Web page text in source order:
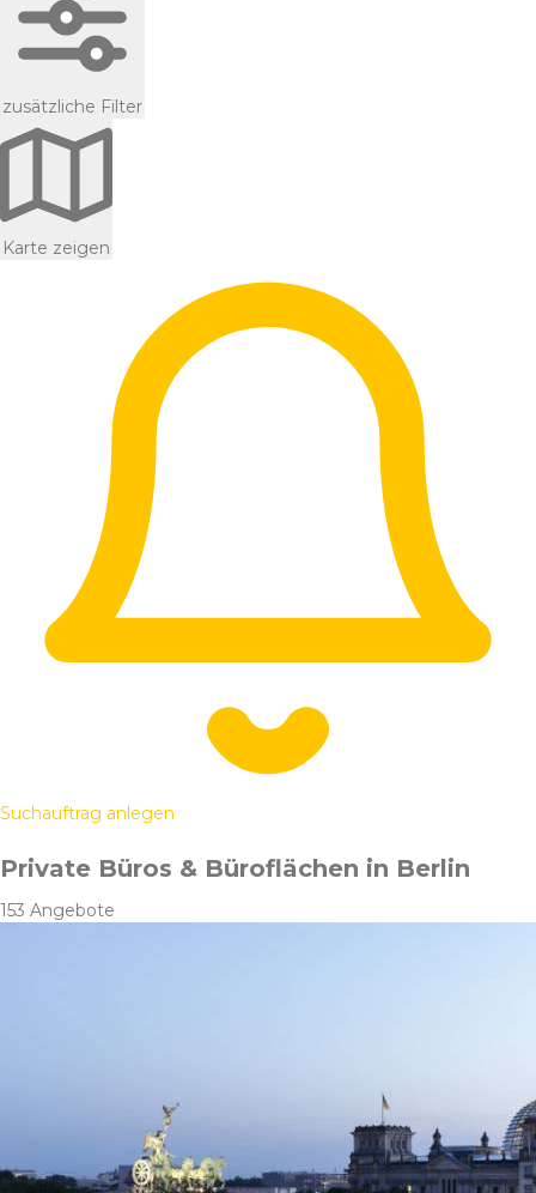
zusätzliche Filter
Karte zeigen
Suchauftrag anlegen
Private Büros & Büroflächen in Berlin
153 Angebote